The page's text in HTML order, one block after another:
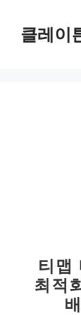
클레이
티맵
최적